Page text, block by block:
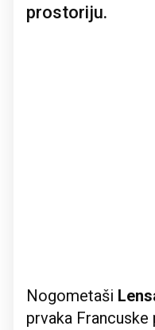
prostoriju.
Nogometaši
prvaka